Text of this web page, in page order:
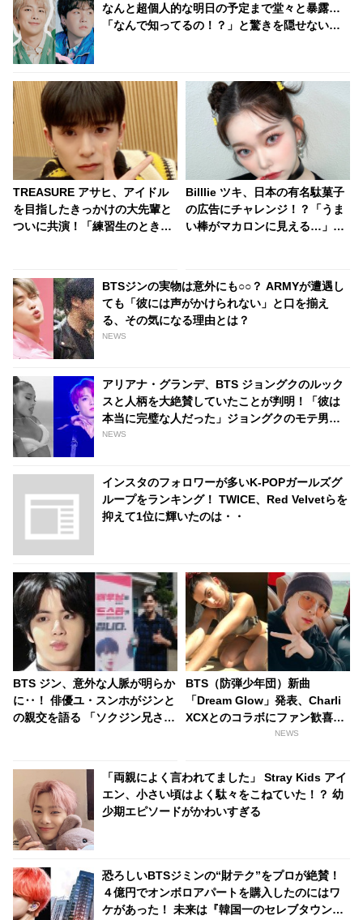
なんと超個人的な明日の予定まで堂々と暴露…
「なんで知ってるの！？」と驚きを隠せないシ
TREASURE アサヒ、アイドル
を目指したきっかけの大先輩と
ついに共演！「練習生のときか
のサクセスストーリーに注目殺
到
Billlie ツキ、日本の有名駄菓子
の広告にチャレンジ！？「うま
い棒がマカロンに見える…」愛
BTSジンの実物は意外にも○○？ ARMYが遭遇し
ても「彼には声がかけられない」と口を揃え
る、その気になる理由とは？
NEWS
アリアナ・グランデ、BTS ジョングクのルック
スと人柄を大絶賛していたことが判明！「彼は
本当に完璧な人だった」ジョングクのモテ男ぶ
りにファンは脱帽「彼は世界の歌姫までも虜に
NEWS
インスタのフォロワーが多いK-POPガールズグ
ループをランキング！ TWICE、Red Velvetらを
抑えて1位に輝いたのは・・
BTS ジン、意外な人脈が明らか
に‥！ 俳優ユ・スンホがジンと
の親交を語る 「ソクジン兄さん
のようにして生まれた・・？
BTS（防弾少年団）新曲
「Dream Glow」発表、Charli
XCXとのコラボにファン歓喜！
そして…共同制作者が明かすジ
NEWS
「両親によく言われてました」 Stray Kids アイ
エン、小さい頃はよく駄々をこねていた！？ 幼
少期エピソードがかわいすぎる
恐ろしいBTSジミンの“財テク”をプロが絶賛！
４億円でオンボロアパートを購入したのにはワ
ケがあった！ 未来は『韓国一のセレブタウン』